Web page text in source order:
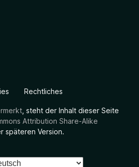
Rechtliches
, steht der Inhalt dieser Seite
Attribution Share-Alike
späteren Version.